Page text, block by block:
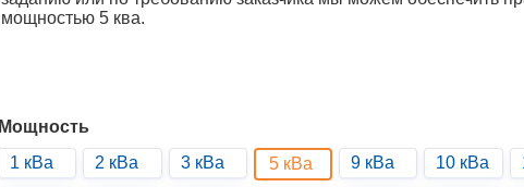
мощностью 5 ква.
Мощность
1 кВа
2 кВа 3 кВа 5 кВа 9 кВа 10 кВа